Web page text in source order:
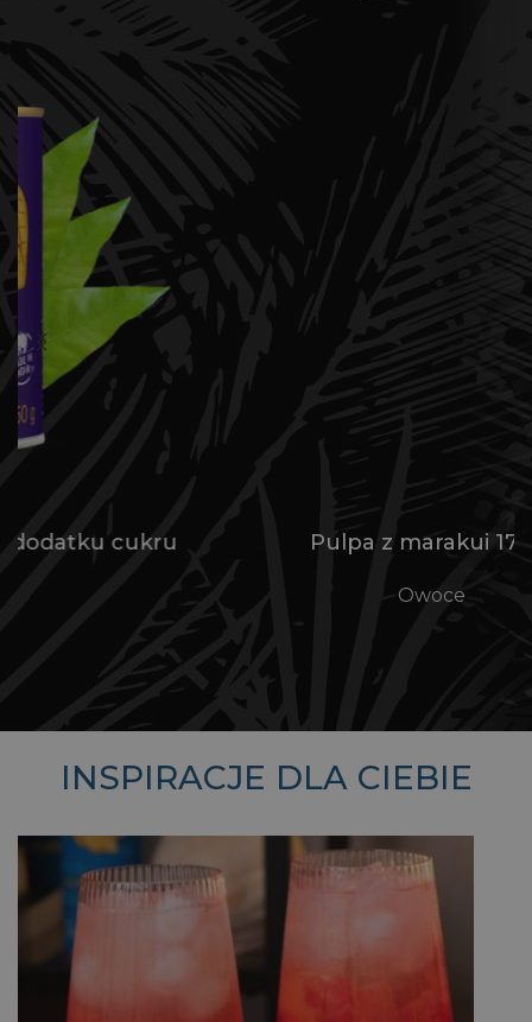
Pulpa z marakui 170 g
INSPIRACJE DLA CIEBIE